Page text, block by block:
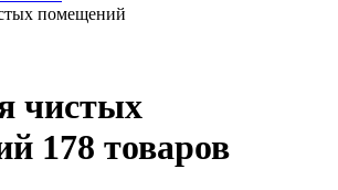
помещений
чистых
178 товаров